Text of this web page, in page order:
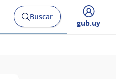
Abrir
buscador
Buscar
Desplegar
gub.uy